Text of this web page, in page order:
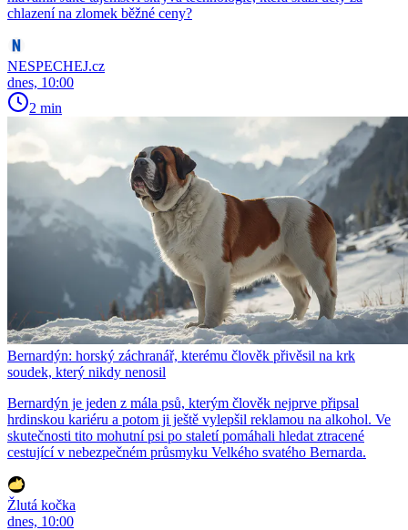
chlazení na zlomek běžné ceny?
NESPECHEJ.cz
dnes, 10:00
2 min
Bernardýn: horský záchranář, kterému člověk přivěsil na krk
soudek, který nikdy nenosil
Bernardýn je jeden z mála psů, kterým člověk nejprve připsal
hrdinskou kariéru a potom ji ještě vylepšil reklamou na alkohol. Ve
skutečnosti tito mohutní psi po staletí pomáhali hledat ztracené
cestující v nebezpečném průsmyku Velkého svatého Bernarda.
Žlutá kočka
dnes, 10:00